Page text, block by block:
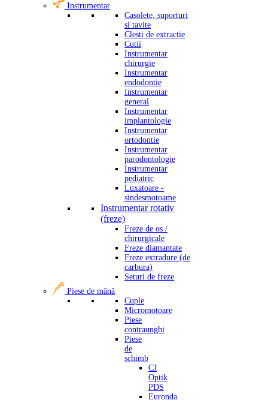
Instrumentar
Casolete, suporturi
si tavite
Clesti de extractie
Cutii
Instrumentar
chirurgie
Instrumentar
endodontie
Instrumentar
general
Instrumentar
implantologie
Instrumentar
ortodontie
Instrumentar
parodontologie
Instrumentar
pediatric
Luxatoare -
sindesmotoame
Instrumentar rotativ
(freze)
Freze de os /
chirurgicale
Freze diamantate
Freze extradure (de
carbura)
Seturi de freze
Piese de mână
Cuple
Micromotoare
Piese
contraunghi
Piese
de
schimb
CJ
Optik
PDS
Euronda